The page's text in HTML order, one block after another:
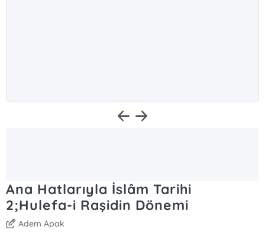
Ana Hatlarıyla İslâm Tarihi
2;Hulefa-i Raşidin Dönemi
Adem Apak